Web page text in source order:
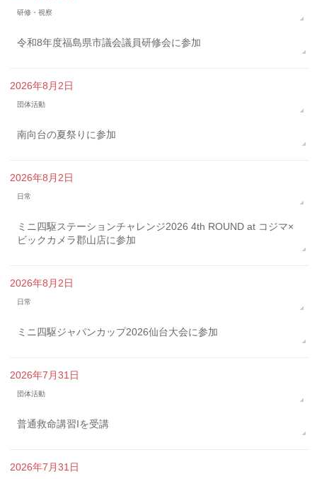
研修・視察
令和8年度福島県市議会議員研修会に参加
2026年8月2日
団体活動
南向台の夏祭りに参加
2026年8月2日
日常
ミニ四駆ステーションチャレンジ2026 4th ROUND at コジマ×
ビックカメラ郡山店に参加
2026年8月2日
日常
ミニ四駆ジャパンカップ2026仙台大会に参加
2026年7月31日
団体活動
普通救命講習Iを受講
2026年7月31日